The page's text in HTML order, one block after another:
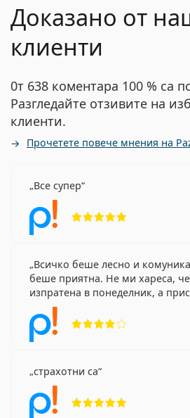
Доказано от
клиенти
0т 638 коментара 100 % са
Разгледайте отзивите на
клиенти.
Прочетете повече мнения на
Все супер
Всичко беше лесно и
беше приятна. Не ми хареса,
изпратена в понеделник, а
страхотни са